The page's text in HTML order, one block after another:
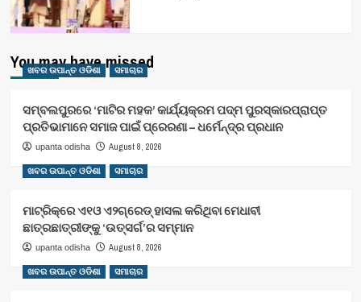
You may have missed
ଖବର ଉପାନ୍ତ ଓଡିଶା ସମାଚାର
ସମ୍ବଲପୁରରେ ‘ମାଟିର ମହକ’ କାର୍ଯ୍ୟକ୍ରମ ପଦ୍ମ ପୁରସ୍କାରପ୍ରାପ୍ତ
ପ୍ରତିଭାମାନେ ସମାଜ ପାଇଁ ପ୍ରେରଣା – ଧର୍ମେନ୍ଦ୍ର ପ୍ରଧାନ
upanta odisha August 8, 2026
ଖବର ଉପାନ୍ତ ଓଡିଶା ସମାଚାର
ମାଟ୍ରିକ୍‌ରେ ଏ୧ଓ ଏ୨ଗ୍ରେଡ୍‌ ହାସଲ କରିଥିବା ମେଧାବୀ
ଛାତ୍ରଛାତ୍ରୀଙ୍କୁ ‘ଉତ୍ସର୍ଗ’ର ସମ୍ମାନ
upanta odisha August 8, 2026
ଖବର ଉପାନ୍ତ ଓଡିଶା ସମାଚାର